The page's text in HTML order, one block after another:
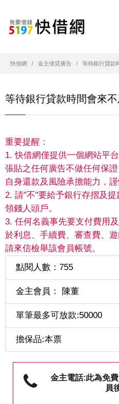
快借網 金主借貸廣告 等待銀行貸款
等待銀行貸款時間會來
重要提醒：
1. 快借網僅提供一個網站平
張貼之任何廣告不做任何保
自身還款及風險承擔能力，謹
2. 請"不"要給予銀行存摺及
領錢人頭戶。
3. 任何名義事先要支付費用
於利息、手續費、審查費、
請來信檢舉該會員帳號。
點閱人數：755
金主會員： 陳董
單筆最多可放款:50000
擔保品:本票
金主電話:此為免
員